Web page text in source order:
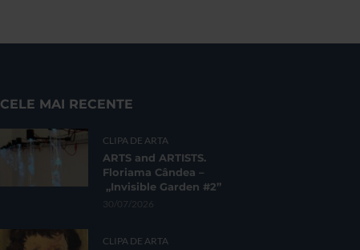
CELE MAI RECENTE
CLIPA DE ARTA
ARTS and ARTISTS.
Floriama Cândea –
„Invisible Garden #2”
30/07/2026
CLIPA DE ARTA